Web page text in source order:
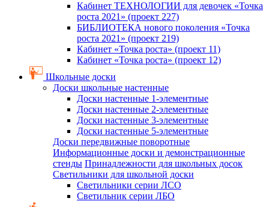
Кабинет ТЕХНОЛОГИИ для девочек «Точка
роста 2021» (проект 227)
БИБЛИОТЕКА нового поколения «Точка
роста 2021» (проект 219)
Кабинет «Точка роста» (проект 11)
Кабинет «Точка роста» (проект 12)
Школьные доски
Доски школьные настенные
Доски настенные 1-элементные
Доски настенные 2-элементные
Доски настенные 3-элементные
Доски настенные 5-элементные
Доски передвижные поворотные
Информационные доски и демонстрационные
стенды Принадлежности для школьных досок
Светильники для школьной доски
Светильники серии ЛСО
Светильник серии ЛБО